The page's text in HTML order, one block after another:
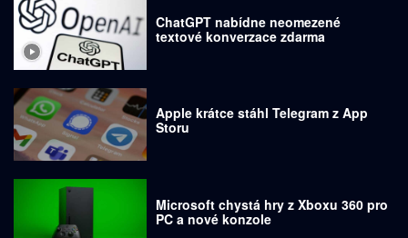
ChatGPT nabídne neomezené
textové konverzace zdarma
Apple krátce stáhl Telegram z App
Storu
Microsoft chystá hry z Xboxu 360 pro
PC a nové konzole